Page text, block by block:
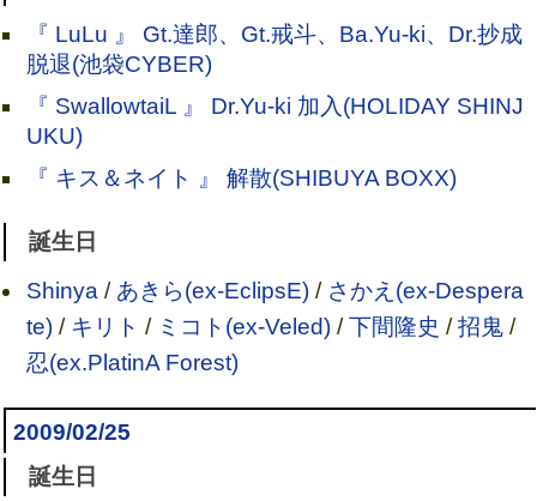
『 LuLu 』 Gt.達郎、Gt.戒斗、Ba.Yu-ki、Dr.抄成
脱退(池袋CYBER)
『 SwallowtaiL 』 Dr.Yu-ki 加入(HOLIDAY SHINJ
UKU)
『 キス＆ネイト 』 解散(SHIBUYA BOXX)
誕生日
Shinya / あきら(ex-EclipsE)/ さかえ(ex-Despera
te)/ キリト / ミコト(ex-Veled)/下間隆史 /招鬼/
忍(ex.PlatinA Forest)
2009/02/25
誕生日